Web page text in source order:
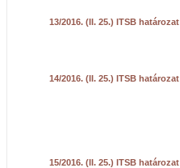
13/2016. (II. 25.) ITSB határozat
14/2016. (II. 25.) ITSB határozat
15/2016. (II. 25.) ITSB határozat